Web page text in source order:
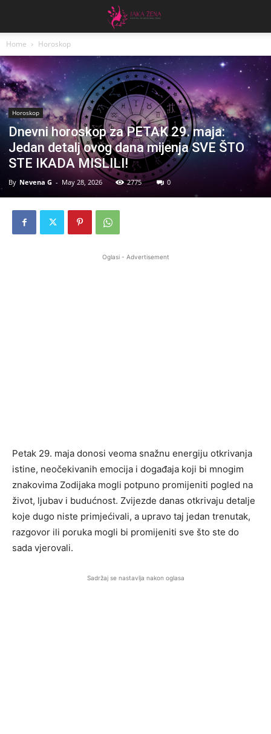
Home Horoskop
Horoskop
Dnevni horoskop za PETAK 29. maja:
Jedan detalj ovog dana mijenja SVE ŠTO
STE IKADA MISLILI!
By Nevena G - May 28, 2026 2775 0
Oglasi - Advertisement
Petak 29. maja donosi veoma snažnu energiju otkrivanja
istine, neočekivanih emocija i događaja koji bi mnogim
znakovima Zodijaka mogli potpuno promijeniti pogled na
život, ljubav i budućnost. Zvijezde danas otkrivaju detalje
koje dugo niste primjećivali, a upravo taj jedan trenutak,
razgovor ili poruka mogli bi promijeniti sve što ste do
sada vjerovali.
Sadržaj se nastavlja nakon oglasa